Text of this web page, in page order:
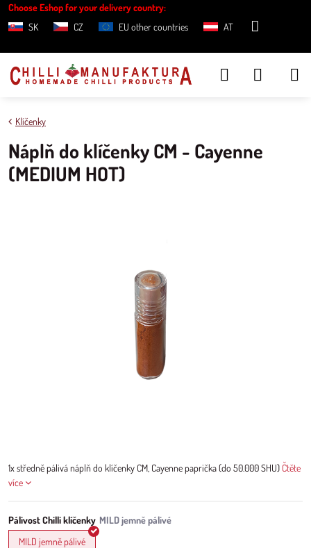
Choose Eshop for your delivery country:
SK
CZ EU other countries AT
Klíčenky
Náplň do klíčenky CM - Cayenne
(MEDIUM HOT)
1x středně pálivá náplň do klíčenky CM, Cayenne paprička (do 50.000 SHU) Čtěte
více
Pálivost Chilli klíčenky
MILD jemně pálivé